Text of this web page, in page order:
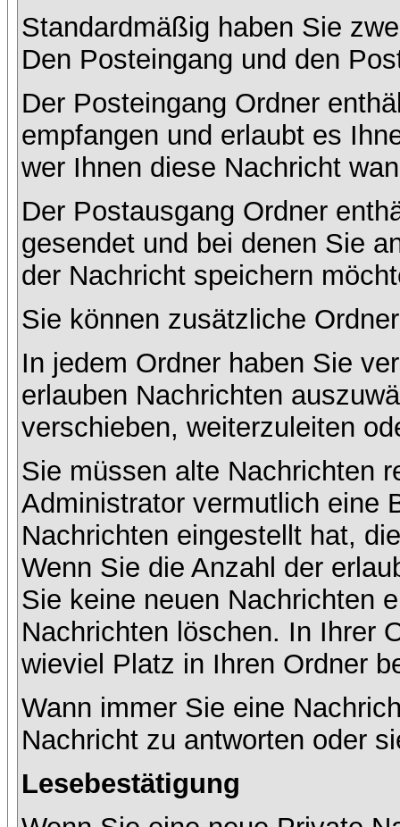
Standardmäßig haben Sie
Den Posteingang und den
Der Posteingang Ordner
empfangen und erlaubt es
wer Ihnen diese Nachricht
Der Postausgang Ordner
gesendet und bei denen Sie
der Nachricht speichern
Sie können zusätzliche
In jedem Ordner haben Sie
erlauben Nachrichten
verschieben, weiterzuleiten
Sie müssen alte Nachrichten
Administrator vermutlich eine
Nachrichten eingestellt hat,
Wenn Sie die Anzahl der
Sie keine neuen Nachrichten
Nachrichten löschen. In Ihrer
wieviel Platz in Ihren Ordner
Wann immer Sie eine
Nachricht zu antworten oder
Lesebestätigung